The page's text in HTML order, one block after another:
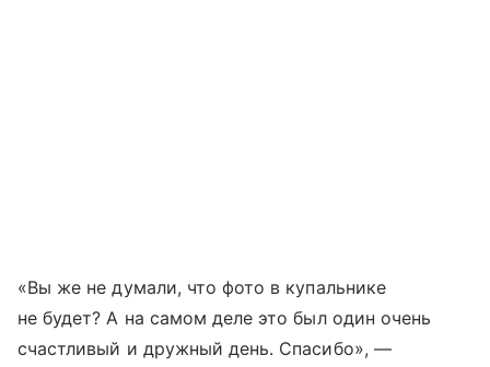
«Вы же не думали, что фото в купальнике
не будет? А на самом деле это был один очень
счастливый и дружный день. Спасибо», —